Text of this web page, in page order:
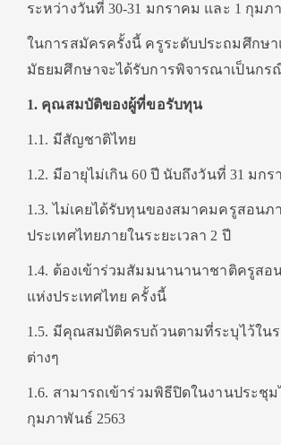
ระหว่างวันที่ 30-31 มกราคม และ 1 กุมภ
ในการสมัครครั้งนี้ ครูระดับประถมศึกษา
มัธยมศึกษาจะได้รับการพิจารณาเป็นกร
1. คุณสมบัติของผู้ที่ขอรับทุน
1.1. มีสัญชาติไทย
1.2. มีอายุไม่เกิน 60 ปี นับถึงวันที่ 31 มกร
1.3. ไม่เคยได้รับทุนของสมาคมครูสอนภ
ประเทศไทยภายในระยะเวลา 2 ปี
1.4. ต้องเข้าร่วมสัมมนานานาชาติครูสอ
แห่งประเทศไทย ครั้งนี้
1.5. มีคุณสมบัติครบถ้วนตามที่ระบุไว้ใน
ต่างๆ
1.6. สามารถเข้าร่วมพิธีปิดในงานประชุม
กุมภาพันธ์ 2563